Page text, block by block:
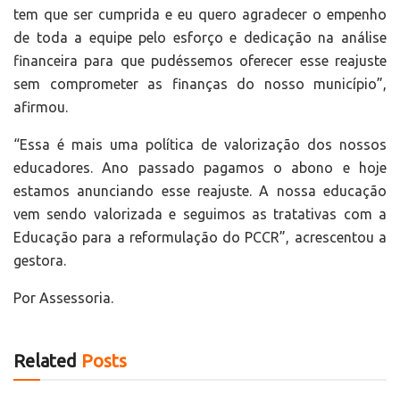
tem que ser cumprida e eu quero agradecer o empenho
de toda a equipe pelo esforço e dedicação na análise
financeira para que pudéssemos oferecer esse reajuste
sem comprometer as finanças do nosso município”,
afirmou.
“Essa é mais uma política de valorização dos nossos
educadores. Ano passado pagamos o abono e hoje
estamos anunciando esse reajuste. A nossa educação
vem sendo valorizada e seguimos as tratativas com a
Educação para a reformulação do PCCR”, acrescentou a
gestora.
Por Assessoria.
Related Posts